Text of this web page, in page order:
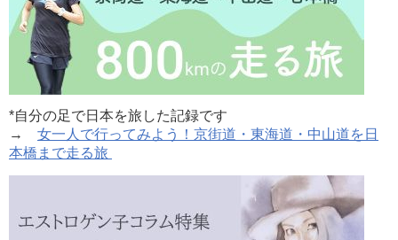
*自分の足で日本を旅した記録です
→ 女一人で行ってみよう！京街道・東海道・中山道を日
本橋まで走る旅